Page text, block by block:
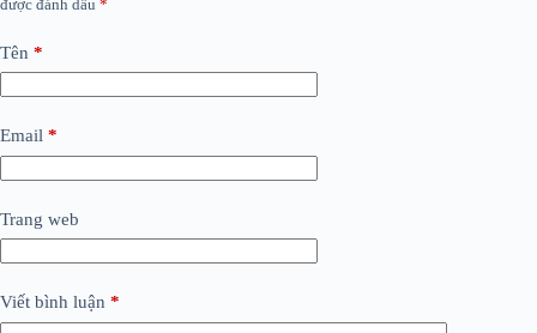
được đánh dấu *
Tên *
Email *
Trang web
Viết bình luận *